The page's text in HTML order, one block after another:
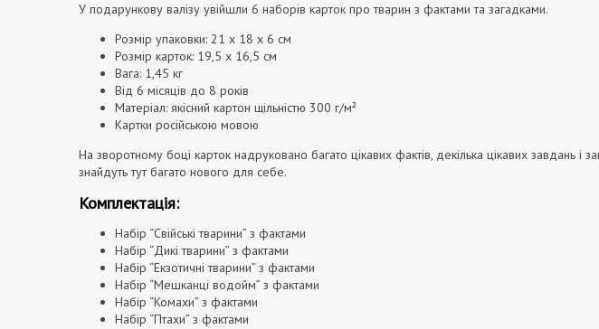
У подарункову валізу увійшли 6 наборів карток про тварин з фактами та загадками.
Розмір упаковки: 21 х 18 х 6 см
Розмір карток: 19,5 х 16,5 см
Вага: 1,45 кг
Від 6 місяців до 8 років
Матеріал: якісний картон щільністю 300 г/м²
Картки російською мовою
На зворотному боці карток надруковано багато цікавих фактів, декілька цікавих завдань і
знайдуть тут багато нового для себе.
Комплектація:
Набір “Свійські тварини” з фактами
Набір “Дикі тварини” з фактами
Набір “Екзотичні тварини” з фактами
Набір “Мешканці водойм” з фактами
Набір “Комахи” з фактами
Набір “Птахи” з фактами